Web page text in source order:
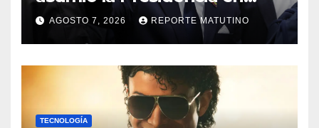
medio de una polarización
AGOSTO 7, 2026 REPORTE MATUTINO
TECNOLOGÍA